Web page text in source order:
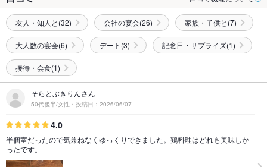
友人・知人と(32) 会社の宴会(26) 家族・子供と(7)
大人数の宴会(6) デート(3) 記念日・サプライズ(1)
接待・会食(1)
そらとぶきりんさん
50代後半/女性・投稿日：2026/06/07
4.0
半個室だったので気兼ねなくゆっくりできました。鶏料理はどれも美味しか
ったです。